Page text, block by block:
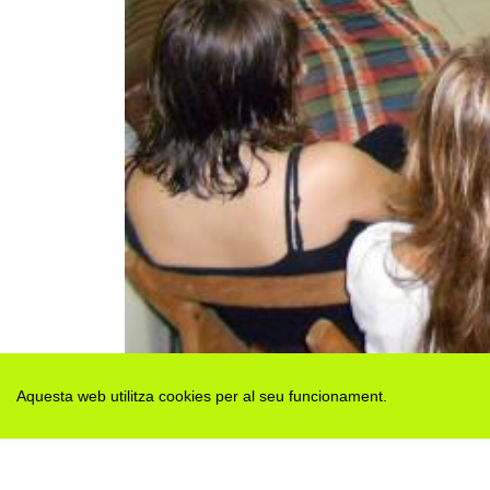
Aquesta web utilitza cookies per al seu funcionament.